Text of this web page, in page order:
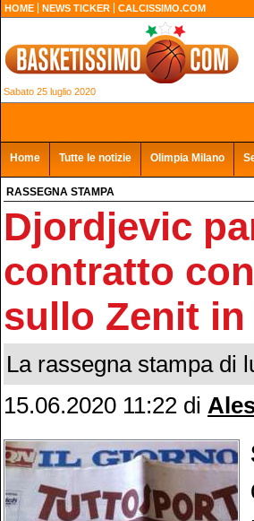
HOME NEWS TICKER CALCISSIMO.COM
Sabato 25 luglio 2020
Home Tutte le notizie Olimpia Milano
RASSEGNA STAMPA
Djordjevic
contratto
sullo Zenit in
La rassegna stampa di
15.06.2020 11:22 di